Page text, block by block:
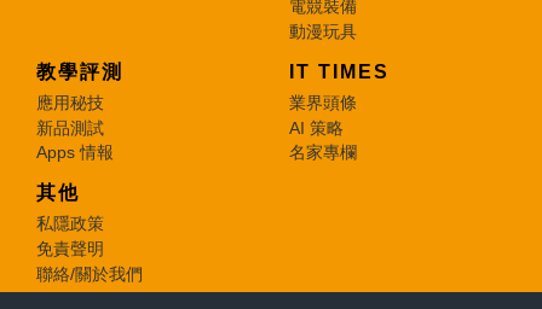
電競裝備
動漫玩具
教學評測
應用秘技
新品測試
Apps 情報
IT TIMES
業界頭條
AI 策略
名家專欄
其他
私隱政策
免責聲明
聯絡/關於我們